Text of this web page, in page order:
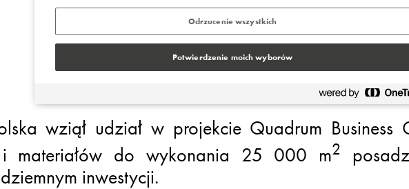
wziął udział w projekcie Quadrum
i materiałów do wykonania 25 000 m2
inwestycji.
Odrzucenie wszystkich
Potwierdzenie moich wyborów